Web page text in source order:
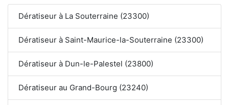
Dératiseur à La Souterraine (23300)
Dératiseur à Saint-Maurice-la-Souterraine (23300)
Dératiseur à Dun-le-Palestel (23800)
Dératiseur au Grand-Bourg (23240)